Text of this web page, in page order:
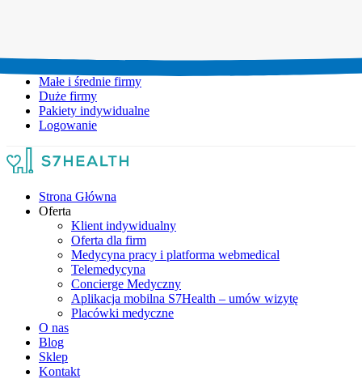
Małe i średnie firmy
Duże firmy
Pakiety indywidualne
Logowanie
Strona Główna
Oferta
Klient indywidualny
Oferta dla firm
Medycyna pracy i platforma webmedical
Telemedycyna
Concierge Medyczny
Aplikacja mobilna S7Health – umów wizytę
Placówki medyczne
O nas
Blog
Sklep
Kontakt